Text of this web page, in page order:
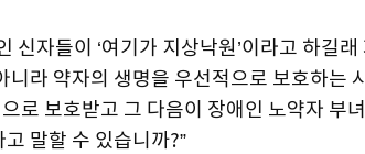
신자들이 ‘여기가 지상낙원’이라고 하길
니라 약자의 생명을 우선적으로 보호하는
로 보호받고 그 다음이 장애인 노약자 부
고 말할 수 있습니까?”